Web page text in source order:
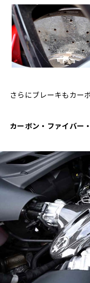
さらにブレーキもカー
カーボン・ファイバー